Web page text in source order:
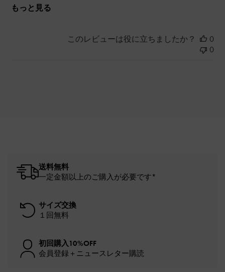
もっと見る
このレビューは役に立ちましたか？
0
0
送料無料
一定金額以上のご購入が必要です*
サイズ交換
１回無料
初回購入10%OFF
会員登録＋ニュースレター購読